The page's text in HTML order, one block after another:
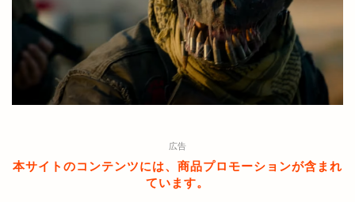
広告
本サイトのコンテンツには、商品プロモーションが含まれ
ています。